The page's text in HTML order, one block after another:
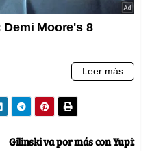
Gilinski va por más con Yupi: